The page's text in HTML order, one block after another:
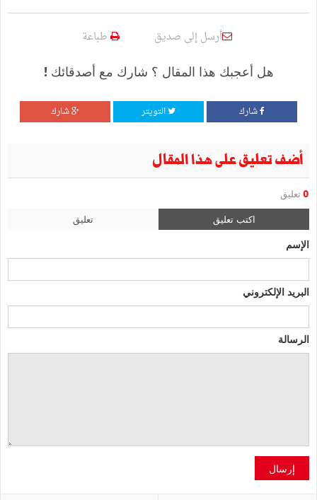
أرسل إلى صديق طباعة
هل أعجبك هذا المقال ؟ شارك مع أصدقائك !
شارك التويتر شارك
أضف تعليق على هذا المقال
0 تعليق
اكتب تعليق تعليق
الإسم
البريد الإلكتروني
الرسالة
إرسال